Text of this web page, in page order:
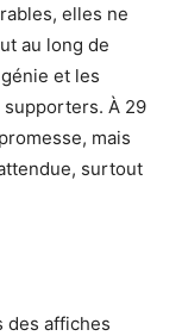
elles ne
au long de
et les
supporters. À 29
mais
surtout
des affiches